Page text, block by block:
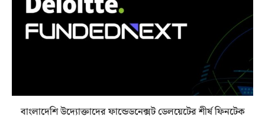
বাংলাদেশি উদ্যোক্তাদের ফান্ডেডনেক্সট ডেলয়েটের শীর্ষ ফিনটেক